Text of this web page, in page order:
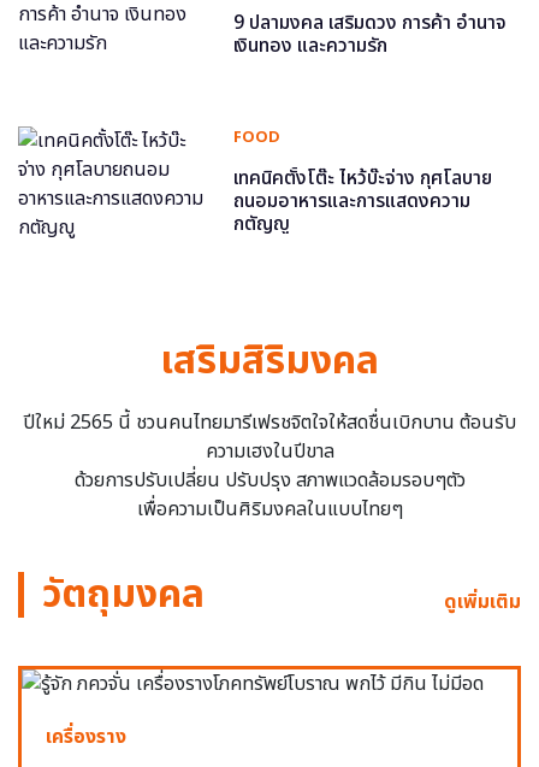
9 ปลามงคล เสริมดวง การค้า อำนาจ
เงินทอง และความรัก
FOOD
เทคนิคตั้งโต๊ะ ไหว้บ๊ะจ่าง กุศโลบาย
ถนอมอาหารและการแสดงความ
กตัญญู
เสริมสิริมงคล
ปีใหม่ 2565 นี้ ชวนคนไทยมารีเฟรชจิตใจให้สดชื่นเบิกบาน ต้อนรับ
ความเฮงในปีขาล
ด้วยการปรับเปลี่ยน ปรับปรุง สภาพแวดล้อมรอบๆตัว
เพื่อความเป็นศิริมงคลในแบบไทยๆ
วัตถุมงคล ดูเพิ่มเติม
เครื่องราง